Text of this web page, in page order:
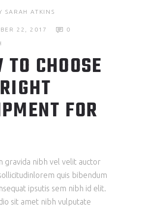
SARAH ATKINS
22, 2017 0
CHOOSE
FOR
gravida nibh vel velit auctor
quis bibendum
ipsutis sem nibh id elit.
sit amet nibh vulputate